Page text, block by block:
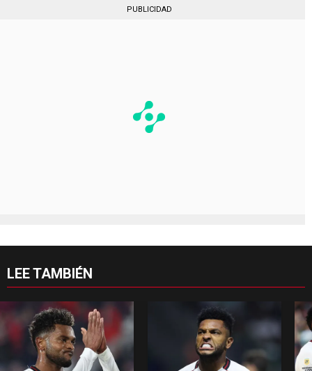
PUBLICIDAD
LEE TAMBIÉN